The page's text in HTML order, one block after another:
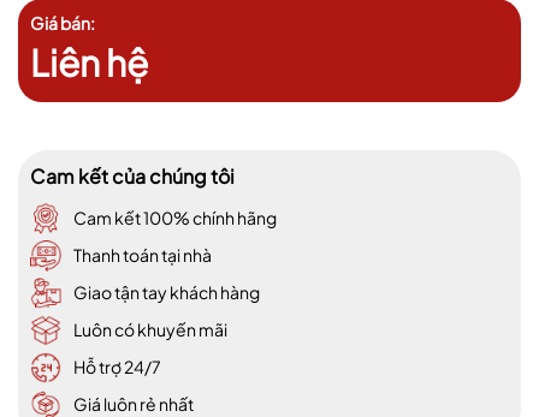
Giá bán:
Liên hệ
Cam kết của chúng tôi
Cam kết 100% chính hãng
Thanh toán tại nhà
Giao tận tay khách hàng
Luôn có khuyến mãi
Hỗ trợ 24/7
Giá luôn rẻ nhất